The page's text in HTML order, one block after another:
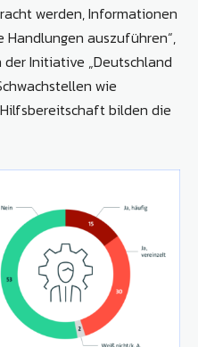
werden, Informationen
auszuführen“,
Initiative „Deutschland
wie
bilden die